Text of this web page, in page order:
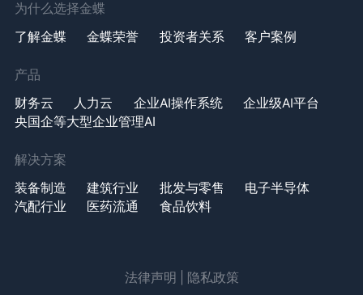
为什么选择金蝶
了解金蝶
金蝶荣誉 投资者关系 客户案例
产品
财务云
人力云 企业AI操作系统
企业级AI平台
央国企等大型企业管理AI
解决方案
装备制造
建筑行业 批发与零售
电子半导体
汽配行业
医药流通 食品饮料
法律声明 隐私政策